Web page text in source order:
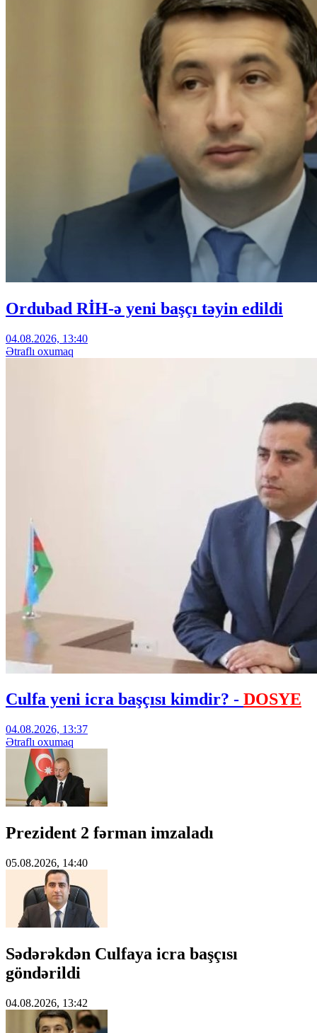
Ordubad RİH-ə yeni başçı təyin edildi
04.08.2026, 13:40
Ətraflı oxumaq
Culfa yeni icra başçısı kimdir? - DOSYE
04.08.2026, 13:37
Ətraflı oxumaq
Prezident 2 fərman imzaladı
05.08.2026, 14:40
Sədərəkdən Culfaya icra başçısı
göndərildi
04.08.2026, 13:42